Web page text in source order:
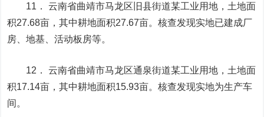
11． 云南省曲靖市马龙区旧县街道某工业用地，土地面
积27.68亩，其中耕地面积27.67亩。核查发现实地已建成厂
房、地基、活动板房等。
12． 云南省曲靖市马龙区通泉街道某工业用地，土地面
积17.14亩，其中耕地面积15.93亩。核查发现实地为生产车
间。